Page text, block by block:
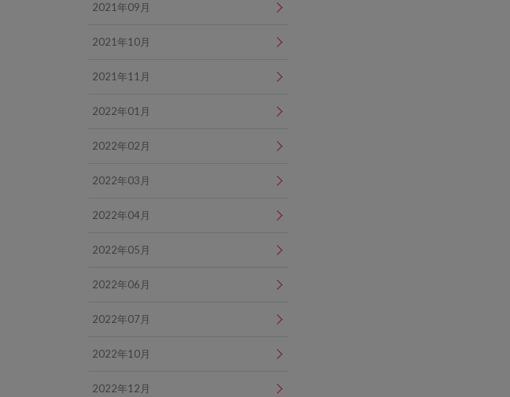
2021年09月
2021年10月
2021年11月
2022年01月
2022年02月
2022年03月
2022年04月
2022年05月
2022年06月
2022年07月
2022年10月
2022年12月